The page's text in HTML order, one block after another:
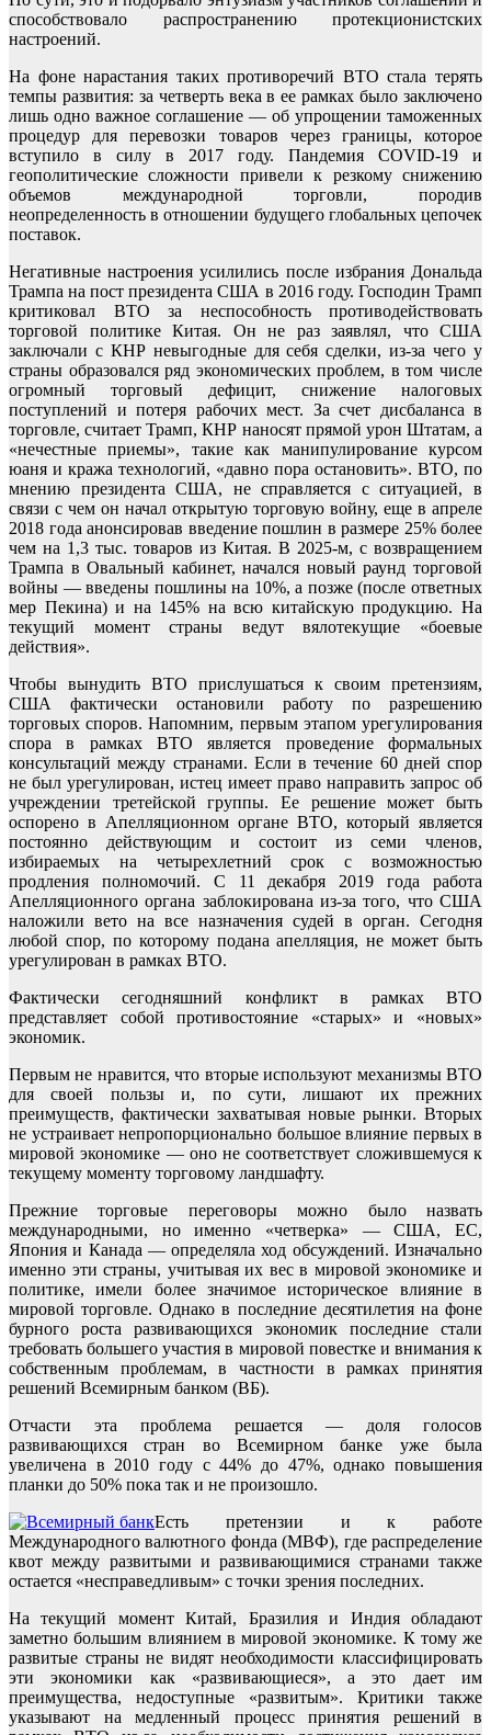
способствовало распространению протекционистских
настроений.
На фоне нарастания таких противоречий ВТО стала терять
темпы развития: за четверть века в ее рамках было заключено
лишь одно важное соглашение — об упрощении таможенных
процедур для перевозки товаров через границы, которое
вступило в силу в 2017 году. Пандемия COVID-19 и
геополитические сложности привели к резкому снижению
объемов международной торговли, породив
неопределенность в отношении будущего глобальных цепочек
поставок.
Негативные настроения усилились после избрания Дональда
Трампа на пост президента США в 2016 году. Господин Трамп
критиковал ВТО за неспособность противодействовать
торговой политике Китая. Он не раз заявлял, что США
заключали с КНР невыгодные для себя сделки, из-за чего у
страны образовался ряд экономических проблем, в том числе
огромный торговый дефицит, снижение налоговых
поступлений и потеря рабочих мест. За счет дисбаланса в
торговле, считает Трамп, КНР наносят прямой урон Штатам, а
«нечестные приемы», такие как манипулирование курсом
юаня и кража технологий, «давно пора остановить». ВТО, по
мнению президента США, не справляется с ситуацией, в
связи с чем он начал открытую торговую войну, еще в апреле
2018 года анонсировав введение пошлин в размере 25% более
чем на 1,3 тыс. товаров из Китая. В 2025-м, с возвращением
Трампа в Овальный кабинет, начался новый раунд торговой
войны — введены пошлины на 10%, а позже (после ответных
мер Пекина) и на 145% на всю китайскую продукцию. На
текущий момент страны ведут вялотекущие «боевые
действия».
Чтобы вынудить ВТО прислушаться к своим претензиям,
США фактически остановили работу по разрешению
торговых споров. Напомним, первым этапом урегулирования
спора в рамках ВТО является проведение формальных
консультаций между странами. Если в течение 60 дней спор
не был урегулирован, истец имеет право направить запрос об
учреждении третейской группы. Ее решение может быть
оспорено в Апелляционном органе ВТО, который является
постоянно действующим и состоит из семи членов,
избираемых на четырехлетний срок с возможностью
продления полномочий. С 11 декабря 2019 года работа
Апелляционного органа заблокирована из-за того, что США
наложили вето на все назначения судей в орган. Сегодня
любой спор, по которому подана апелляция, не может быть
урегулирован в рамках ВТО.
Фактически сегодняшний конфликт в рамках ВТО
представляет собой противостояние «старых» и «новых»
экономик.
Первым не нравится, что вторые используют механизмы ВТО
для своей пользы и, по сути, лишают их прежних
преимуществ, фактически захватывая новые рынки. Вторых
не устраивает непропорционально большое влияние первых в
мировой экономике — оно не соответствует сложившемуся к
текущему моменту торговому ландшафту.
Прежние торговые переговоры можно было назвать
международными, но именно «четверка» — США, ЕС,
Япония и Канада — определяла ход обсуждений. Изначально
именно эти страны, учитывая их вес в мировой экономике и
политике, имели более значимое историческое влияние в
мировой торговле. Однако в последние десятилетия на фоне
бурного роста развивающихся экономик последние стали
требовать большего участия в мировой повестке и внимания к
собственным проблемам, в частности в рамках принятия
решений Всемирным банком (ВБ).
Отчасти эта проблема решается — доля голосов
развивающихся стран во Всемирном банке уже была
увеличена в 2010 году с 44% до 47%, однако повышения
планки до 50% пока так и не произошло.
Есть претензии и к работе
Международного валютного фонда (МВФ), где распределение
квот между развитыми и развивающимися странами также
остается «несправедливым» с точки зрения последних.
На текущий момент Китай, Бразилия и Индия обладают
заметно большим влиянием в мировой экономике. К тому же
развитые страны не видят необходимости классифицировать
эти экономики как «развивающиеся», а это дает им
преимущества, недоступные «развитым». Критики также
указывают на медленный процесс принятия решений в